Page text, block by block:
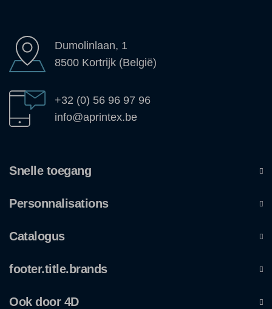
Dumolinlaan, 1
8500 Kortrijk (België)
+32 (0) 56 96 97 96
info@aprintex.be
Snelle toegang
Personnalisations
Catalogus
footer.title.brands
Ook door 4D